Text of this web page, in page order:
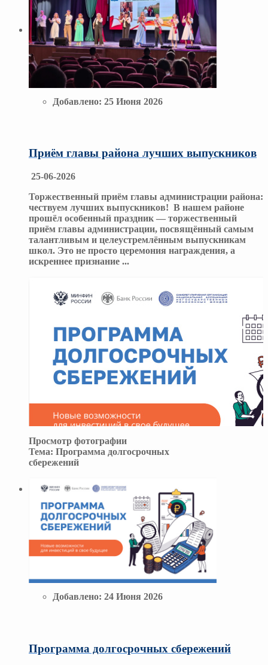
Добавлено: 25 Июня 2026
Приём главы района лучших выпускников
25-06-2026
Торжественный приём главы администрации района:
чествуем лучших выпускников! В нашем районе
прошёл особенный праздник — торжественный
приём главы администрации, посвящённый самым
талантливым и целеустремлённым выпускникам
школ. Это не просто церемония награждения, а
искреннее признание ...
Просмотр фотографии
Тема: Программа долгосрочных
сбережений
Добавлено: 24 Июня 2026
Программа долгосрочных сбережений